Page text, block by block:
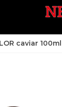
caviar